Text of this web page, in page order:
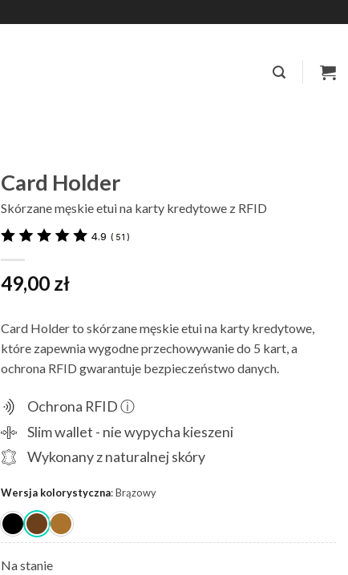
Card Holder
Skórzane męskie etui na karty kredytowe z RFID
4.9 ( 51 )
49,00 zł
Card Holder to skórzane męskie etui na karty kredytowe,
które zapewnia wygodne przechowywanie do 5 kart, a
ochrona RFID gwarantuje bezpieczeństwo danych.
Ochrona RFID ⓘ
Slim wallet - nie wypycha kieszeni
Wykonany z naturalnej skóry
Wersja kolorystyczna:Brązowy
Na stanie